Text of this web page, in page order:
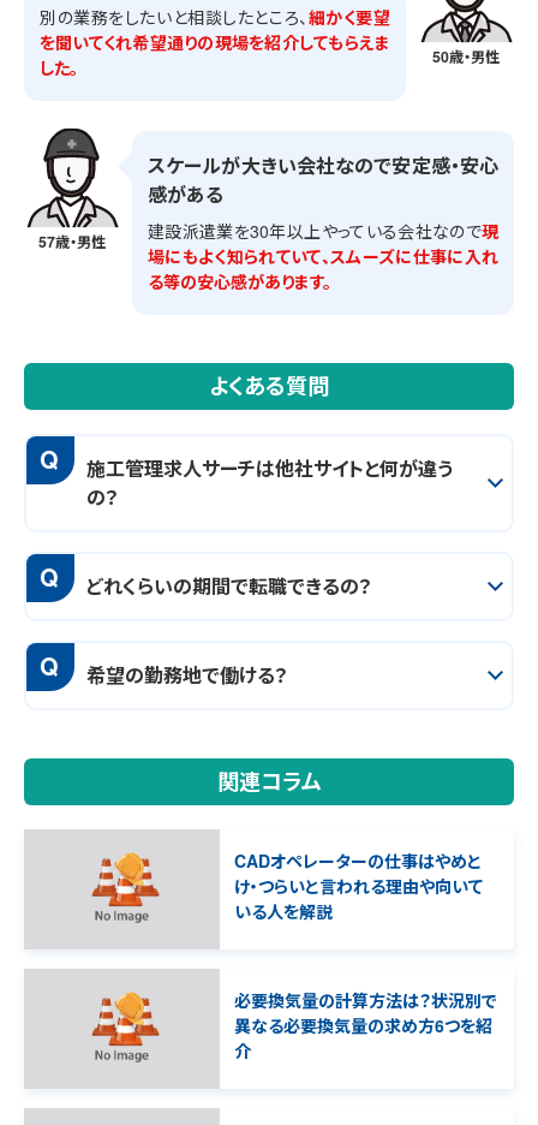
50歳・男性
別の業務をしたいと相談したところ、 細かく要望
を聞いてくれ希望通りの現場を紹介してもらえま
した。
57歳・男性
スケールが大きい会社なので安定感・安心
感がある
建設派遣業を30年以上やっている会社なので現
場にもよく知られていて、スムーズに仕事に入れ
る等の安心感があります。
よくある質問
Q
施工管理求人サーチは他社サイトと何が違う
の？
Q どれくらいの期間で転職できるの？
Q 希望の勤務地で働ける？
関連コラム
CADオペレーターの仕事はやめと
け・つらいと言われる理由や向いて
いる人を解説
必要換気量の計算方法は？状況別で
異なる必要換気量の求め方6つを紹
介